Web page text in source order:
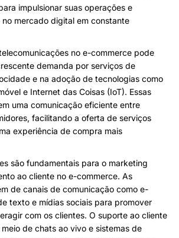
impulsionar suas operações e
mercado digital em constante
no e-commerce pode
demanda por serviços de
e na adoção de tecnologias como
e Internet das Coisas (IoT). Essas
uma comunicação eficiente entre
facilitando a oferta de serviços
experiência de compra mais
são fundamentais para o marketing
ao cliente no e-commerce. As
de canais de comunicação como e-
texto e mídias sociais para promover
com os clientes. O suporte ao cliente
de chats ao vivo e sistemas de